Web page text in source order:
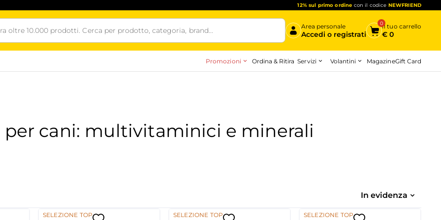
12% sul primo ordine con il codice NEWFRIEND
Area personale
Accedi o registrati
0Il tuo carrello
€0
Promozioni Ordina & Ritira Servizi Volantini MagazineGift Card
cani: multivitaminici e minerali
In evidenza
SELEZIONE TOP SELEZIONE TOP SELEZIONE TOP